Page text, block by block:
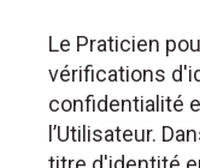
Le Praticien
vérifications
confidentialité
l’Utilisateur.